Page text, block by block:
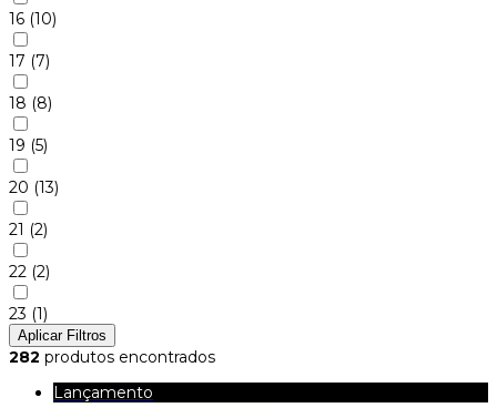
16 (10)
17 (7)
18 (8)
19 (5)
20 (13)
21 (2)
22 (2)
23 (1)
Aplicar Filtros
282 produtos encontrados